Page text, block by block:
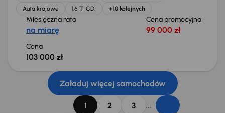
Auta krajowe
1.6 T-GDI +10 kolejnych
Miesięczna rata
na miarę
Cena promocyjna
99 000 zł
Cena
103 000 zł
Załaduj więcej samochodów
1 2 3 ...